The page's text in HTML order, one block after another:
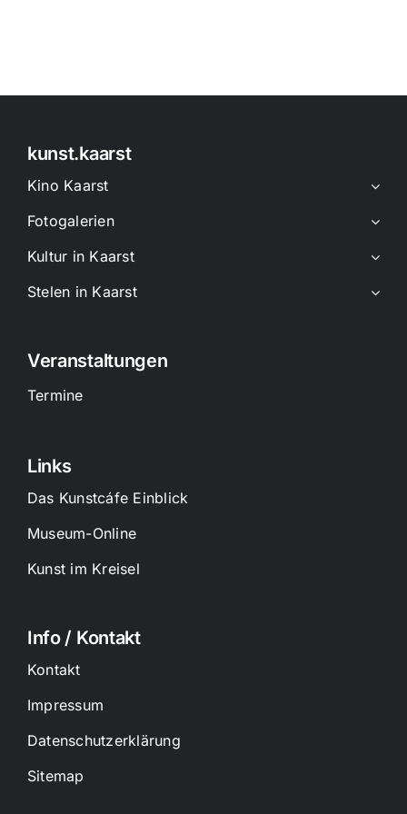
kunst.kaarst
Kino Kaarst
Fotogalerien
Kultur in Kaarst
Stelen in Kaarst
Veranstaltungen
Termine
Links
Das Kunstcáfe Einblick
Museum-Online
Kunst im Kreisel
Info / Kontakt
Kontakt
Impressum
Datenschutzerklärung
Sitemap